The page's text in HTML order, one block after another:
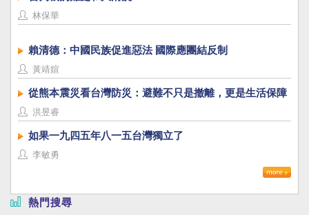
林保華
賴清德：中國民族促進惡法 國際應團結反制
黃靖媗
從熊本震災看台灣防災：避難不只是撤離，更是生活保障
洪昱睿
如果一九四五年八一五台灣獨立了
李敏勇
熱門搜尋